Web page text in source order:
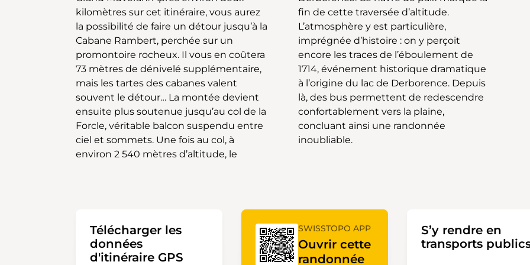
kilomètres sur cet itinéraire, vous aurez
la possibilité de faire un détour jusqu’à la
Cabane Rambert, perchée sur un
promontoire rocheux. Il vous en coûtera
73 mètres de dénivelé supplémentaire,
mais les tartes des cabanes valent
souvent le détour… La montée devient
ensuite plus soutenue jusqu’au col de la
Forcle, véritable balcon suspendu entre
ciel et sommets. Une fois au col, à
environ 2 540 mètres d’altitude, le
fin de cette traversée d’altitude.
L’atmosphère y est particulière,
imprégnée d’histoire : on y perçoit
encore les traces de l’éboulement de
1714, événement historique dramatique
à l’origine du lac de Derborence. Depuis
là, des bus permettent de redescendre
confortablement vers la plaine,
concluant ainsi une randonnée
inoubliable.
Télécharger les
données
d'itinéraire GPS
SWISSTOPO APP
Ouvrir cette
randonnée
S’y rendre en
transports